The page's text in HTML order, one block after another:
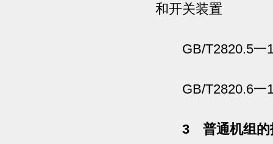
和开关装置
GB/T2820.5一
GB/T2820.6一
3 普通机组的